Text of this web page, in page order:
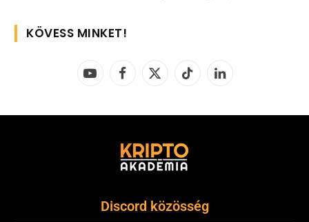
KÖVESS MINKET!
YouTubeFacebook
X
TikTok LinkedIn
Discord közösség